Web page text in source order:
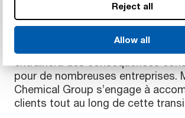
Reject all
Allow all
Sachant que des matériaux
le PVDF sont très largement
environnements industriels et
restriction imminente des
pour de nombreuses entreprises.
Chemical Group s’engage à
clients tout au long de cette